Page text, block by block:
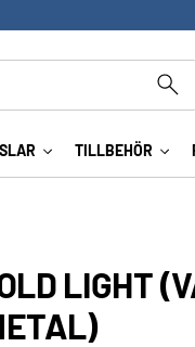
TILLBEHÖR
LIGHT